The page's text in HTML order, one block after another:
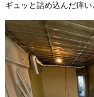
ギュッと詰め込んだ痒い